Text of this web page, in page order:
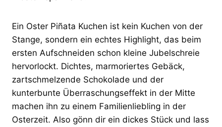
Ein Oster Piñata Kuchen ist kein Kuchen von der
Stange, sondern ein echtes Highlight, das beim
ersten Aufschneiden schon kleine Jubelschreie
hervorlockt. Dichtes, marmoriertes Gebäck,
zartschmelzende Schokolade und der
kunterbunte Überraschungseffekt in der Mitte
machen ihn zu einem Familienliebling in der
Osterzeit. Also gönn dir ein dickes Stück und lass